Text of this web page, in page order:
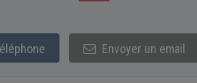
Envoyer un email